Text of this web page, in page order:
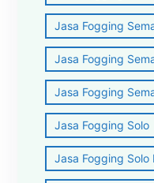
Jasa Fogging
Jasa Fogging
Jasa Fogging
Jasa Fogging Solo
Jasa Fogging Solo